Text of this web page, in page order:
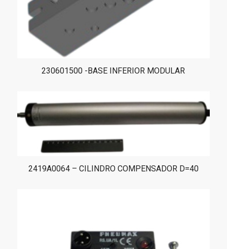
230601500 -BASE INFERIOR MODULAR
2419A0064 – CILINDRO COMPENSADOR D=40